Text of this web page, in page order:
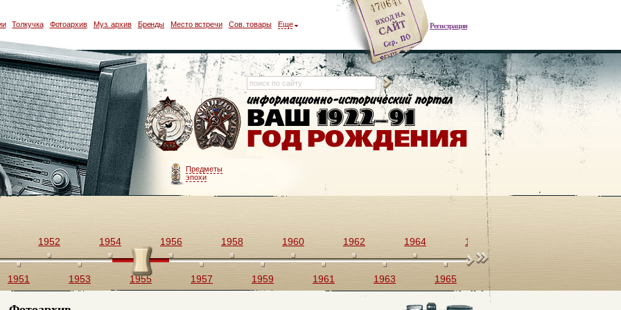
Регистрация
Толкучка Фотоархив Муз. архив Бренды Место встречи Сов. товары Еще
Предметы
эпохи
1951
1952
1953
1954
1955
1956
1957
1958
1959
1960
1961
1962
1963
1964
1965
1966